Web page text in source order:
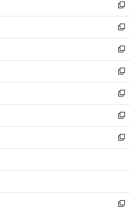
く
ド
ウ
で
開
く
ィ
ン
ド
ウ
で
開
く
い
ウ
ィ
ン
ド
ウ
で
開
く
新
し
い
ウ
ィ
ン
ド
ウ
で
開
く
新
し
い
ウ
ィ
ン
ド
ウ
で
開
く
新
し
い
ウ
ィ
ン
ド
ウ
で
開
新
し
い
ウ
ィ
ン
ド
ウ
開
新
し
い
ウ
ィ
ン
ウ
開
く
新
し
い
ウ
ン
ウ
で
新
し
ウ
ン
ド
新